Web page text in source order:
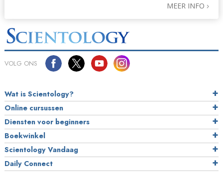
MEER INFO
VOLG ONS
Wat is Scientology?
Online cursussen
Diensten voor beginners
Boekwinkel
Scientology Vandaag
Daily Connect